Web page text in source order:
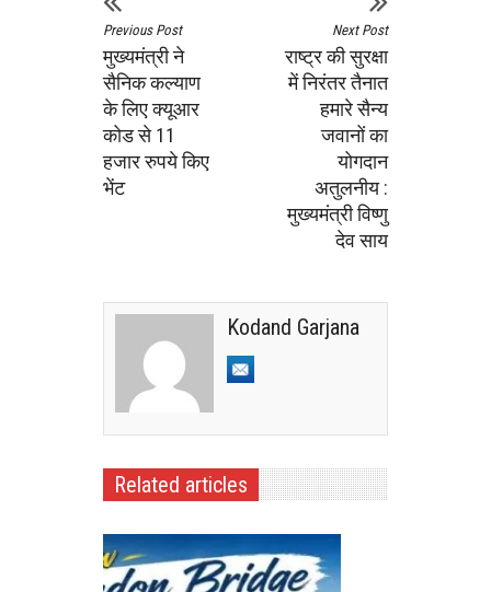
Previous Post
मुख्यमंत्री ने
सैनिक कल्याण
के लिए क्यूआर
कोड से 11
हजार रुपये किए
भेंट
Next Post
राष्ट्र की सुरक्षा
में निरंतर तैनात
हमारे सैन्य
जवानों का
योगदान
अतुलनीय :
मुख्यमंत्री विष्णु
देव साय
Kodand Garjana
Related articles